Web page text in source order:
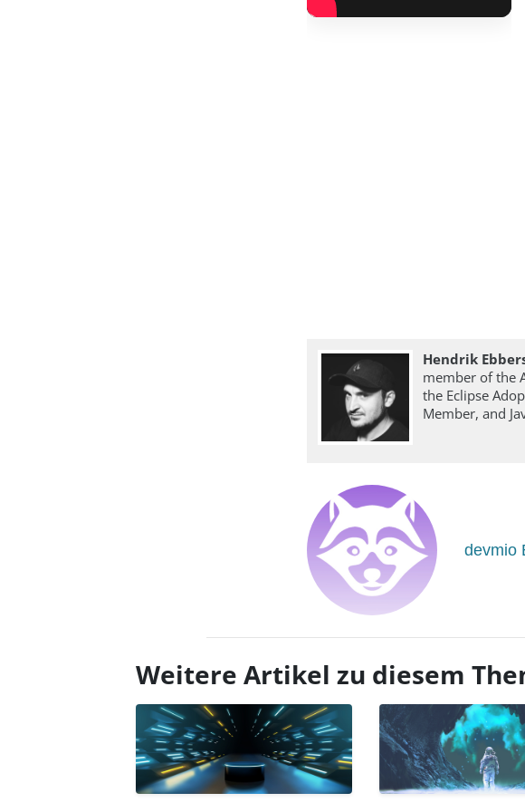
Hendrik
member of the
the Eclipse
Member, and
devmio
Weitere Artikel zu diesem